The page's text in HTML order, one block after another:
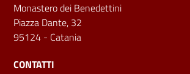
Monastero dei Benedettini
Piazza Dante, 32
95124 - Catania
CONTATTI